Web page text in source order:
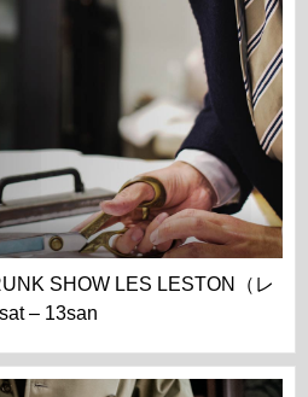
SHOW LES LESTON（レ
– 13san